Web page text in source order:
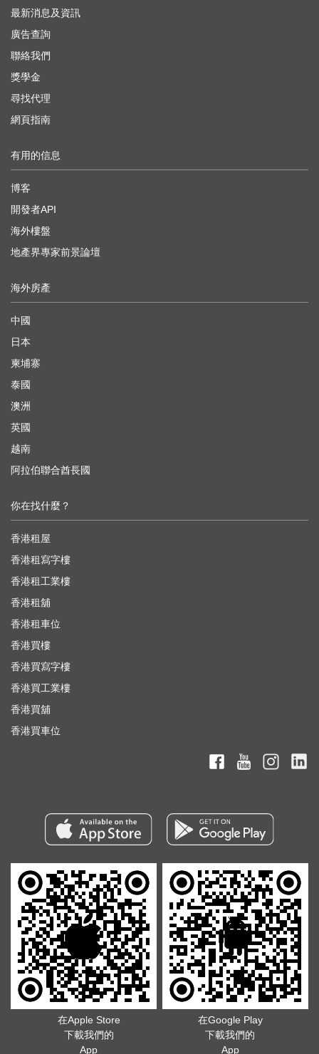
最新消息及資訊
廣告查詢
聯絡我們
獎學金
尋找代理
網頁指南
有用的信息
博客
開發者API
海外樓盤
地產界專家前景論壇
海外房產
中國
日本
柬埔寨
泰國
澳洲
英國
越南
阿拉伯聯合酋長國
你在找什麼？
香港租屋
香港租寫字樓
香港租工業樓
香港租舖
香港租車位
香港買樓
香港買寫字樓
香港買工業樓
香港買舖
香港買車位
在Apple Store
下載我們的
App
在Google Play
下載我們的
App